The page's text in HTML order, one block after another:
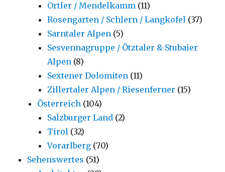
Ortler / Mendelkamm (11)
Rosengarten / Schlern / Langkofel (37)
Sarntaler Alpen (5)
Sesvennagruppe / Ötztaler & Stubaier
Alpen (8)
Sextener Dolomiten (11)
Zillertaler Alpen / Riesenferner (15)
Österreich (104)
Salzburger Land (2)
Tirol (32)
Vorarlberg (70)
Sehenswertes (51)